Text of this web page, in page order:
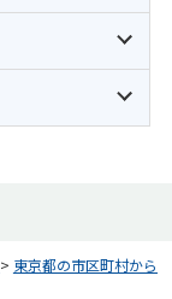
> 東京都の市区町村から